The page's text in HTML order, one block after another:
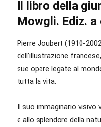
Il libro della
Mowgli. Ediz. a
Pierre Joubert (1910-
dell’illustrazione
sue opere legate al
tutta la vita.
Il suo immaginario visivo
e allo splendore della